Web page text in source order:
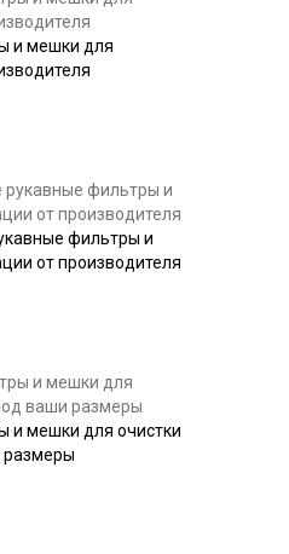
Купить
и мешки для
Купить
фильтры и
от производителя
Купить
и мешки для очистки
размеры